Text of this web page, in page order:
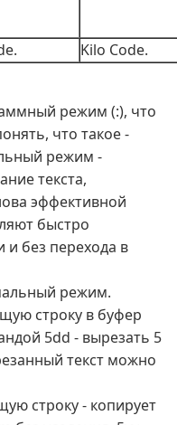
Kilo Code.
режим (:), что
что такое -
режим -
текста,
эффективной
быстро
и без перехода в
режим.
строку в буфер
5dd - вырезать 5
текст можно
строку - копирует